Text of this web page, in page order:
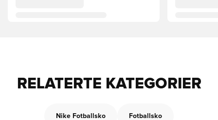
RELATERTE KATEGORIER
Nike Fotballsko Fotballsko